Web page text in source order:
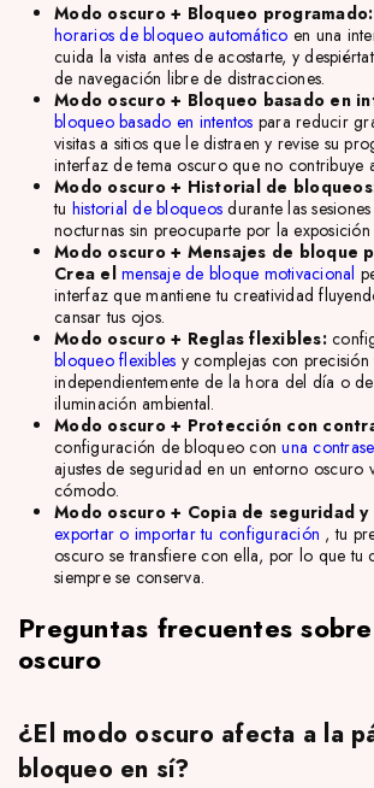
Modo oscuro + Bloqueo programado:
horarios de bloqueo automático en una
cuida la vista antes de acostarte, y
de navegación libre de distracciones.
Modo oscuro + Bloqueo basado en
bloqueo basado en intentos para reducir
visitas a sitios que le distraen y revise su
interfaz de tema oscuro que no contribuye
Modo oscuro + Historial de
tu historial de bloqueos durante las
nocturnas sin preocuparte por la
Modo oscuro + Mensajes de bloque
Crea el mensaje de bloque motivacional
interfaz que mantiene tu creatividad
cansar tus ojos.
Modo oscuro + Reglas flexibles:
bloqueo flexibles y complejas con
independientemente de la hora del día o
iluminación ambiental.
Modo oscuro + Protección con
configuración de bloqueo conuna
ajustes de seguridad en un entorno oscuro
cómodo.
Modo oscuro + Copia de seguridad
exportar o importar tu configuración , tu
oscuro se transfiere con ella, por lo que tu
siempre se conserva.
Preguntas frecuentes
oscuro
¿El modo oscuro afecta a la
bloqueo en sí?